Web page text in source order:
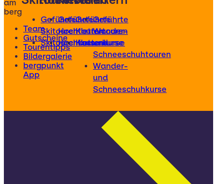
am
berg
Team
Gutscheine
Tourentipps
Bildergalerie
bergpunkt
App
Geführte
Skitouren
Skitourenkurse
Geführte
Hochtouren
Hochtourenkurse
Geführte
Klettertouren
Kletterkurse
Geführte
Wander-
und
Schneeschuhtouren
Wander-
und
Schneeschuhkurse